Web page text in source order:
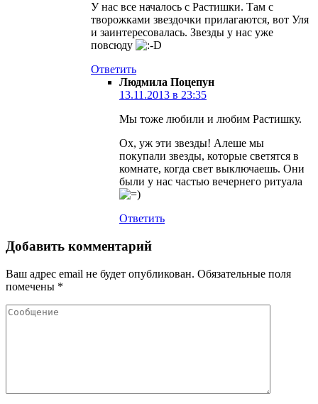
У нас все началось с Растишки. Там с
творожками звездочки прилагаются, вот Уля
и заинтересовалась. Звезды у нас уже
повсюду
Ответить
Людмила Поцепун
13.11.2013 в 23:35
Мы тоже любили и любим Растишку.
Ох, уж эти звезды! Алеше мы
покупали звезды, которые светятся в
комнате, когда свет выключаешь. Они
были у нас частью вечернего ритуала
Ответить
Добавить комментарий
Ваш адрес email не будет опубликован. Обязательные поля
помечены *